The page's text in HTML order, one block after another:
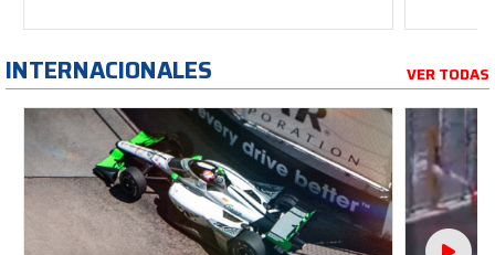
INTERNACIONALES VER TODAS